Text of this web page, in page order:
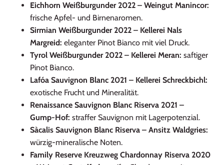
Eichhorn Weißburgunder 2022 – Weingut Manincor:
frische Apfel‑ und Birnenaromen.
Sirmian Weißburgunder 2022 – Kellerei Nals
Margreid: eleganter Pinot Bianco mit viel Druck.
Tyrol Weißburgunder 2022 – Kellerei Meran: saftiger
Pinot Bianco.
Lafóa Sauvignon Blanc 2021 – Kellerei Schreckbichl:
exotische Frucht und Mineralität.
Renaissance Sauvignon Blanc Riserva 2021 –
Gump‑Hof: straffer Sauvignon mit Lagerpotenzial.
Sàcalis Sauvignon Blanc Riserva – Ansitz Waldgries:
würzig-mineralische Noten.
Family Reserve Kreuzweg Chardonnay Riserva 2020